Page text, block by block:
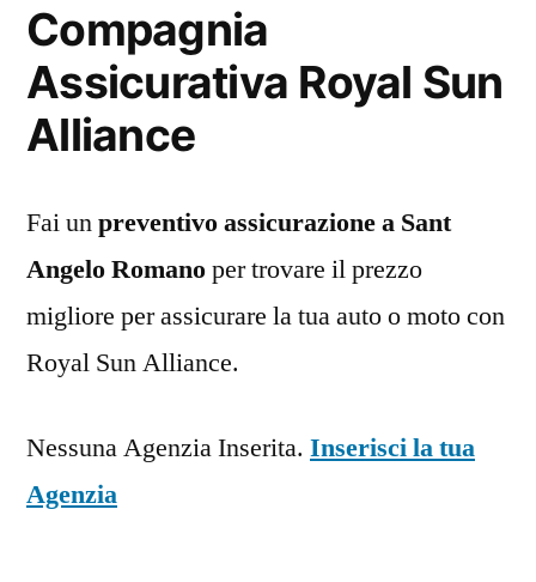
Compagnia
Assicurativa Royal Sun
Alliance
Fai unpreventivo assicurazione a Sant
Angelo Romanoper trovare il prezzo
migliore per assicurare la tua auto o moto con
Royal Sun Alliance.
Nessuna Agenzia Inserita. Inserisci la tua
Agenzia